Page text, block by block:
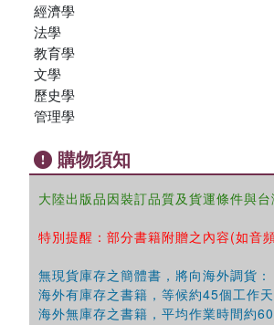
經濟學
法學
教育學
文學
歷史學
管理學
購物須知
大陸出版品因裝訂品質及貨運條件與
特別提醒：部分書籍附贈之內容(如音
無現貨庫存之簡體書，將向海外調貨：
海外有庫存之書籍，等候約45個工作
海外無庫存之書籍，平均作業時間約